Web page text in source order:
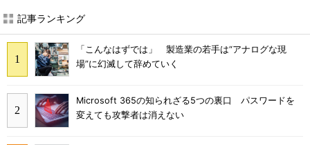
記事ランキング
「こんなはずでは」 製造業の若手は“アナログな現
場”に幻滅して辞めていく
Microsoft 365の知られざる5つの裏口 パスワードを
変えても攻撃者は消えない